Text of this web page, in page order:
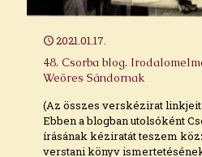
2021.01.17.
48. Csorba blog.
Weöres Sándornak
(Az összes verskézirat
Ebben a blogban utolsóként
írásának kéziratát teszem
verstani könyv